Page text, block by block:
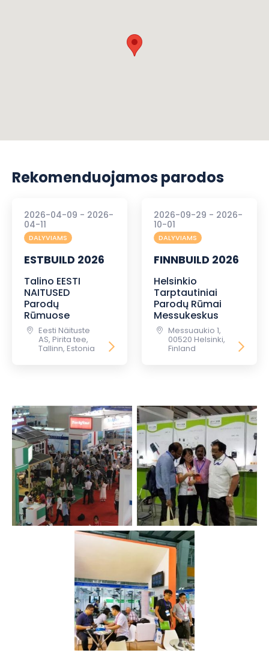
Rekomenduojamos parodos
2026-04-09 - 2026-
04-11
DALYVIAMS
ESTBUILD 2026
Talino EESTI
NAITUSED
Parodų
Rūmuose
Eesti Näituste
AS, Pirita tee,
Tallinn, Estonia
2026-09-29 - 2026-
10-01
DALYVIAMS
FINNBUILD 2026
Helsinkio
Tarptautiniai
Parodų Rūmai
Messukeskus
Messuaukio 1,
00520 Helsinki,
Finland